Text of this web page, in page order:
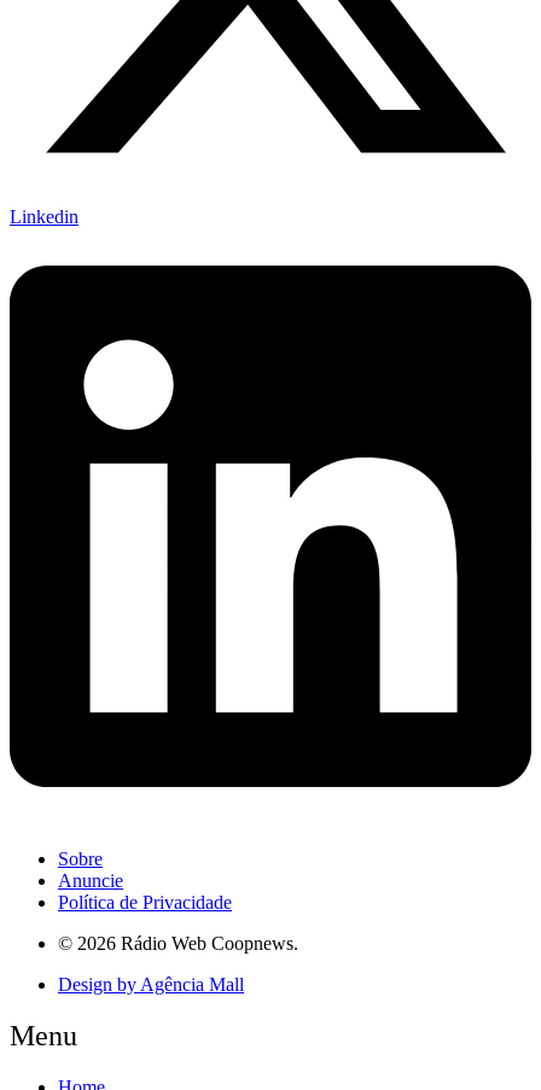
Linkedin
Sobre
Anuncie
Política de Privacidade
© 2026 Rádio Web Coopnews.
Design by Agência Mall
Menu